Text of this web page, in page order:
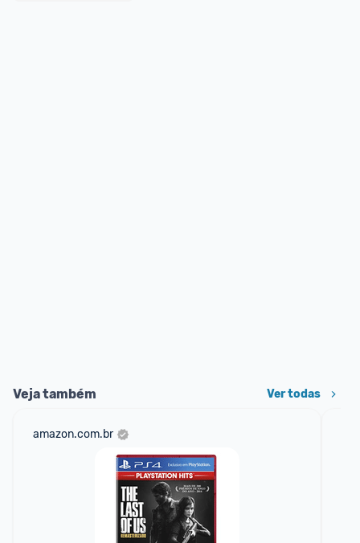
Veja também Ver todas
amazon.com.br